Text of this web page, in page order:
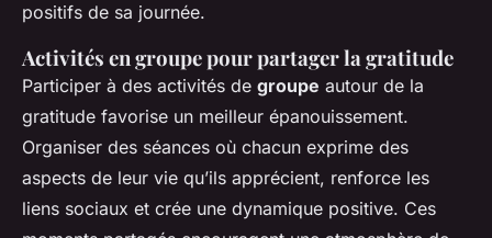
positifs de sa journée.
Activités en groupe pour partager la gratitude
Participer à des activités de groupe autour de la
gratitude favorise un meilleur épanouissement.
Organiser des séances où chacun exprime des
aspects de leur vie qu’ils apprécient, renforce les
liens sociaux et crée une dynamique positive. Ces